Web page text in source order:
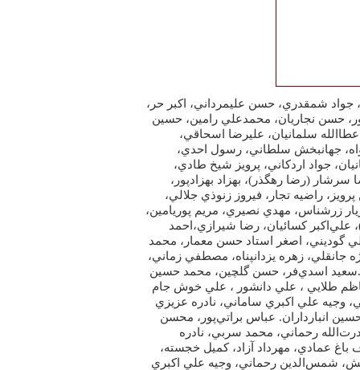
شمقدري، حسن عليمرداني، اكبر حر،
حسن نجاريان، محمدعلي رامين، حسين
سلمانيان، عليرضا اسحاقي،
جهانبخش سلطاني، رسول احدي،
جواد اردكاني، پرويز شيخ طادي،
(رضا رهگذر)، بهزاد بهزادپور،
راضيه تجار، فيروز زنوذي جلالي،
زرشناس، مهدي نصيري، مريم پوريامين،
كسائيان، رضا شيرازي،‌احمد
گوديني، اصغر استاد حسن معمار، محمد
جانقلي، ‌زهره يزدانپناه، مصطفي زماني،
اسدي‌فر، حسن گلچين، محمد حسين
طلايي ، علي دانشور ، علي خوش جام
وجيه علي اكبري ساماني، نادره عزيزي
انبارداران. عباس براتي‌پور، محسن
رحماني، محمد سربي، نادره
عمادي، مهرداد آزاد، كميل خجسته،
شمس‌الدين رحماني، وجيه علي اكبري